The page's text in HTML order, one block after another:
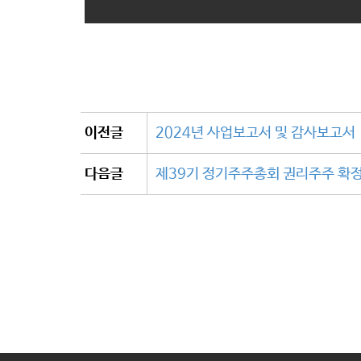
이전글 2024년 사업보고서 및 감사보고서
다음글 제39기 정기주주총회 권리주주 확